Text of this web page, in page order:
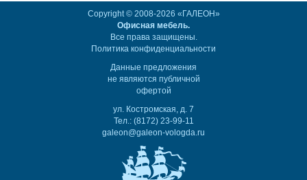
Copyright © 2008-2026 «ГАЛЕОН»
Офисная мебель.
Все права защищены.
Политика конфиденциальности
Данные предложения
не являются публичной
офертой
ул. Костромская, д. 7
Тел.: (8172) 23-99-11
galeon@galeon-vologda.ru